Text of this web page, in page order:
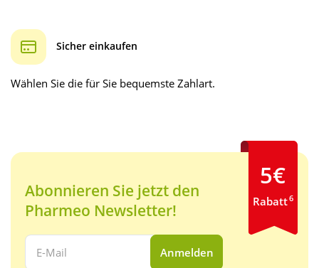
Sicher einkaufen
Wählen Sie die für Sie bequemste Zahlart.
Abonnieren Sie jetzt den
Pharmeo Newsletter!
Ihre E-Mail Adresse:
Anmelden
5€
Rabatt6